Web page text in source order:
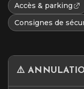
Accès & parking
Consignes de
⚠️